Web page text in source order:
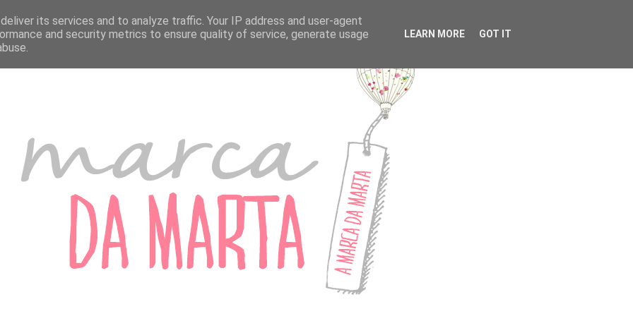
A MARTA MARCADORES DE PORTUGAL MARCADORES DO ESTRANGEIRO CONTACTOS
its services and to analyze traffic. Your IP address and user-agent
and security metrics to ensure quality of service, generate usage
LEARN MORE GOT IT